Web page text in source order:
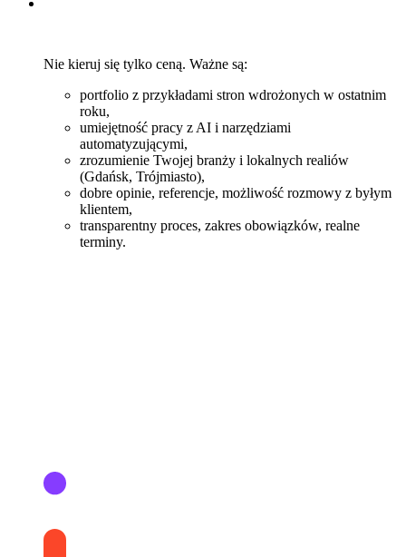
Nie kieruj się tylko ceną. Ważne są:
portfolio z przykładami stron wdrożonych w ostatnim
roku,
umiejętność pracy z AI i narzędziami
automatyzującymi,
zrozumienie Twojej branży i lokalnych realiów
(Gdańsk, Trójmiasto),
dobre opinie, referencje, możliwość rozmowy z byłym
klientem,
transparentny proces, zakres obowiązków, realne
terminy.